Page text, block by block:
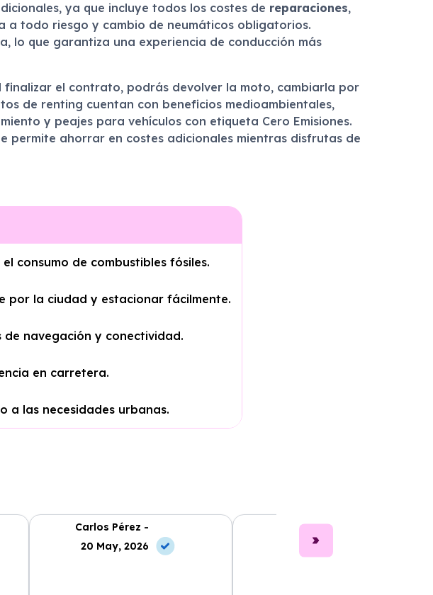
ya que incluye todos los costes de reparaciones,
a todo riesgo y cambio de neumáticos obligatorios.
lo que garantiza una experiencia de conducción más
el contrato, podrás devolver la moto, cambiarla por
de renting cuentan con beneficios medioambientales,
y peajes para vehículos con etiqueta Cero Emisiones.
permite ahorrar en costes adicionales mientras disfrutas de
consumo de combustibles fósiles.
por la ciudad y estacionar fácilmente.
de navegación y conectividad.
en carretera.
a las necesidades urbanas.
Carlos Pérez -
20 May, 2026
Laura Ruiz -
10 Jun, 2026